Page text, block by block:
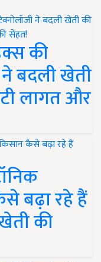
की
बदली खेती
लागत और
बढ़ा रहे हैं
की